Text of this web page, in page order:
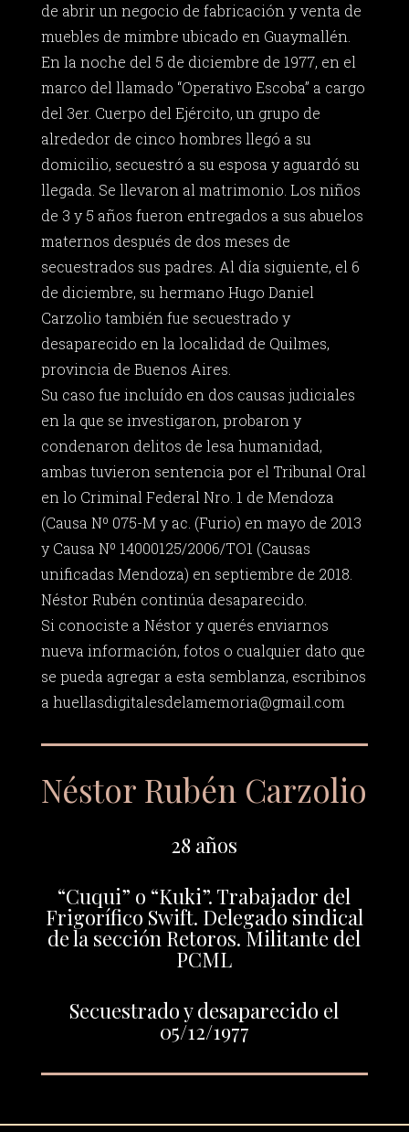
de abrir un negocio de fabricación y venta de
muebles de mimbre ubicado en Guaymallén.
En la noche del 5 de diciembre de 1977, en el
marco del llamado “Operativo Escoba” a cargo
del 3er. Cuerpo del Ejército, un grupo de
alrededor de cinco hombres llegó a su
domicilio, secuestró a su esposa y aguardó su
llegada. Se llevaron al matrimonio. Los niños
de 3 y 5 años fueron entregados a sus abuelos
maternos después de dos meses de
secuestrados sus padres. Al día siguiente, el 6
de diciembre, su hermano Hugo Daniel
Carzolio también fue secuestrado y
desaparecido en la localidad de Quilmes,
provincia de Buenos Aires.
Su caso fue incluído en dos causas judiciales
en la que se investigaron, probaron y
condenaron delitos de lesa humanidad,
ambas tuvieron sentencia por el Tribunal Oral
en lo Criminal Federal Nro. 1 de Mendoza
(Causa Nº 075-M y ac. (Furio) en mayo de 2013
y Causa Nº 14000125/2006/TO1 (Causas
unificadas Mendoza) en septiembre de 2018.
Néstor Rubén continúa desaparecido.
Si conociste a Néstor y querés enviarnos
nueva información, fotos o cualquier dato que
se pueda agregar a esta semblanza, escribinos
a huellasdigitalesdelamemoria@gmail.com
Néstor Rubén Carzolio
28 años
“Cuqui” o “Kuki”. Trabajador del
Frigorífico Swift. Delegado sindical
de la sección Retoros. Militante del
PCML
Secuestrado y desaparecido el
05/12/1977